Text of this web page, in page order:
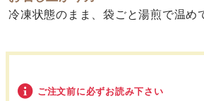
冷凍状態のまま、袋ごと湯煎で温め
ご注文前に必ずお読み下さい